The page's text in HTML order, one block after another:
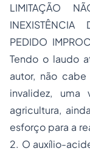
LIMITAÇÃO
INEXISTÊNCIA
PEDIDO
Tendo o laudo
autor, não
invalidez,
agricultura,
esforço para a
2. O auxílio-